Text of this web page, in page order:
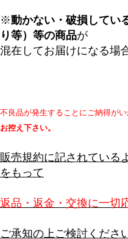
※動かない・破損してい
り等）等の商品が
混在してお届けになる場
不良品が発生することにご納得が
お控え下さい。
販売規約に記されている
をもって
返品・返金・交換に一切
ご承知の上ご検討くださ